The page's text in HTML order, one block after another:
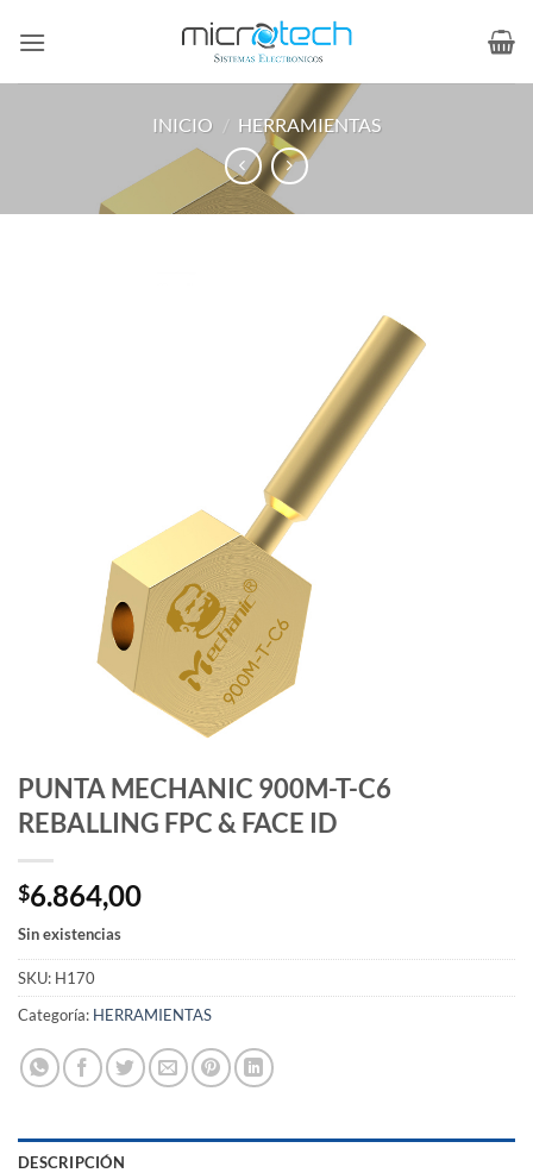
INICIO / HERRAMIENTAS
PUNTA MECHANIC 900M-T-C6
REBALLING FPC & FACE ID
$6.864,00
Sin existencias
SKU: H170
Categoría: HERRAMIENTAS
DESCRIPCIÓN